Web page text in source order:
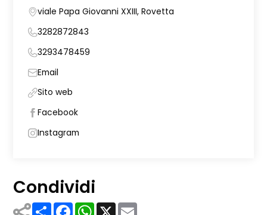
viale Papa Giovanni XXIII, Rovetta
3282872843
3293478459
Email
Sito web
Facebook
Instagram
Condividi
ShareFacebook
WhatsApp
X